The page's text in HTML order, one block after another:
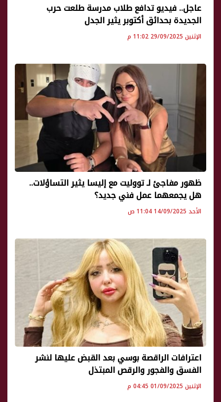
عاجل.. فيديو تدافع طلاب مدرسة طلعت حرب
الجديدة بحدائق أكتوبر يثير الجدل
الإثنين 29/09/2025 11:02 م
ظهور مفاجئ لـ تووليت مع إليسا يثير التساؤلات..
هل يجمعهما عمل فني جديد؟
الأحد 14/09/2025 11:04 ص
اعترافات الراقصة بوسي بعد القبض عليها لنشر
الفسق والفجور والرقص المبتذل
الإثنين 01/09/2025 04:45 م